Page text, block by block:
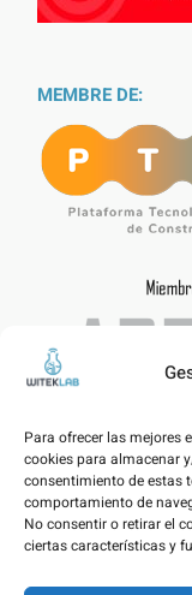
Para ofrecer las mejores
cookies para almacenar
consentimiento de estas
comportamiento de
No consentir o retirar el
ciertas características y
MEMBRE DE: